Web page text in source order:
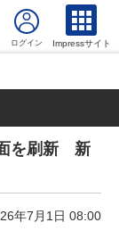
Impressサイト
を刷新 新
年7月1日 08:00